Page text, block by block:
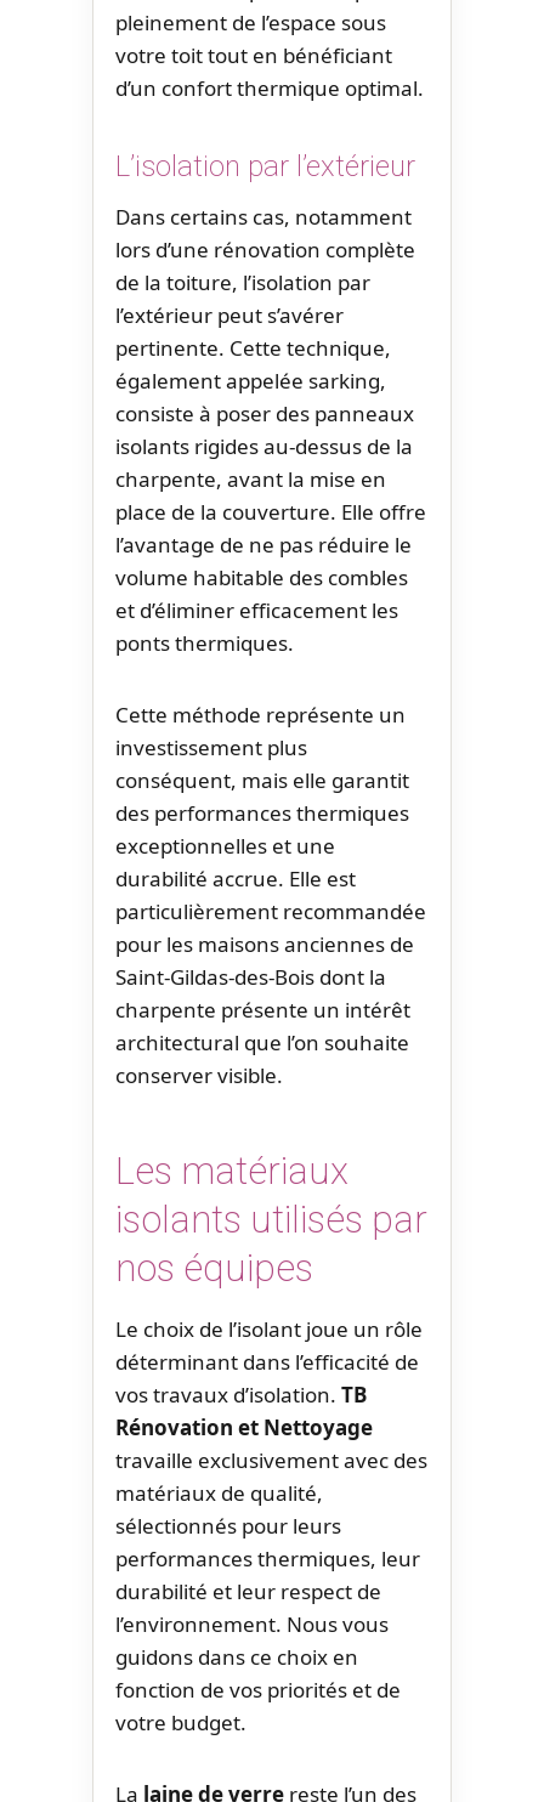
pleinement de l’espace sous
votre toit tout en bénéficiant
d’un confort thermique optimal.
L’isolation par l’extérieur
Dans certains cas, notamment
lors d’une rénovation complète
de la toiture, l’isolation par
l’extérieur peut s’avérer
pertinente. Cette technique,
également appelée sarking,
consiste à poser des panneaux
isolants rigides au-dessus de la
charpente, avant la mise en
place de la couverture. Elle offre
l’avantage de ne pas réduire le
volume habitable des combles
et d’éliminer efficacement les
ponts thermiques.
Cette méthode représente un
investissement plus
conséquent, mais elle garantit
des performances thermiques
exceptionnelles et une
durabilité accrue. Elle est
particulièrement recommandée
pour les maisons anciennes de
Saint-Gildas-des-Bois dont la
charpente présente un intérêt
architectural que l’on souhaite
conserver visible.
Les matériaux
isolants utilisés par
nos équipes
Le choix de l’isolant joue un rôle
déterminant dans l’efficacité de
vos travaux d’isolation. TB
Rénovation et Nettoyage
travaille exclusivement avec des
matériaux de qualité,
sélectionnés pour leurs
performances thermiques, leur
durabilité et leur respect de
l’environnement. Nous vous
guidons dans ce choix en
fonction de vos priorités et de
votre budget.
La laine de verre reste l’un des